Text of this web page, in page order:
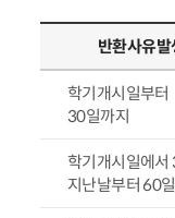
반환사유발
학기개시일부터
30일까지
학기개시일에서
지난날부터 60